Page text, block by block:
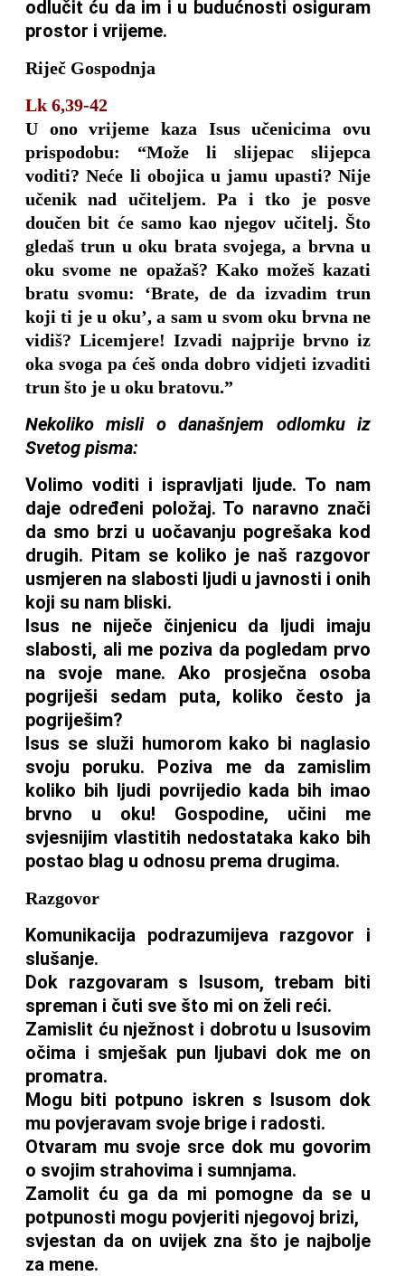
odlučit ću da im i u budućnosti osiguram
prostor i vrijeme.
Riječ Gospodnja
Lk 6,39-42
U ono vrijeme kaza Isus učenicima ovu
prispodobu: “Može li slijepac slijepca
voditi? Neće li obojica u jamu upasti? Nije
učenik nad učiteljem. Pa i tko je posve
doučen bit će samo kao njegov učitelj. Što
gledaš trun u oku brata svojega, a brvna u
oku svome ne opažaš? Kako možeš kazati
bratu svomu: ‘Brate, de da izvadim trun
koji ti je u oku’, a sam u svom oku brvna ne
vidiš? Licemjere! Izvadi najprije brvno iz
oka svoga pa ćeš onda dobro vidjeti izvaditi
trun što je u oku bratovu.”
Nekoliko misli o današnjem odlomku iz
Svetog pisma:
Volimo voditi i ispravljati ljude. To nam
daje određeni položaj. To naravno znači
da smo brzi u uočavanju pogrešaka kod
drugih. Pitam se koliko je naš razgovor
usmjeren na slabosti ljudi u javnosti i onih
koji su nam bliski.
Isus ne niječe činjenicu da ljudi imaju
slabosti, ali me poziva da pogledam prvo
na svoje mane. Ako prosječna osoba
pogriješi sedam puta, koliko često ja
pogriješim?
Isus se služi humorom kako bi naglasio
svoju poruku. Poziva me da zamislim
koliko bih ljudi povrijedio kada bih imao
brvno u oku! Gospodine, učini me
svjesnijim vlastitih nedostataka kako bih
postao blag u odnosu prema drugima.
Razgovor
Komunikacija podrazumijeva razgovor i
slušanje.
Dok razgovaram s Isusom, trebam biti
spreman i čuti sve što mi on želi reći.
Zamislit ću nježnost i dobrotu u Isusovim
očima i smješak pun ljubavi dok me on
promatra.
Mogu biti potpuno iskren s Isusom dok
mu povjeravam svoje brige i radosti.
Otvaram mu svoje srce dok mu govorim
o svojim strahovima i sumnjama.
Zamolit ću ga da mi pomogne da se u
potpunosti mogu povjeriti njegovoj brizi,
svjestan da on uvijek zna što je najbolje
za mene.